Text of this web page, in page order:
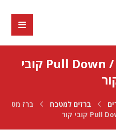
ברז מטבח נשלף / Pull Down קובי
ברזים למטבח
ברז מט